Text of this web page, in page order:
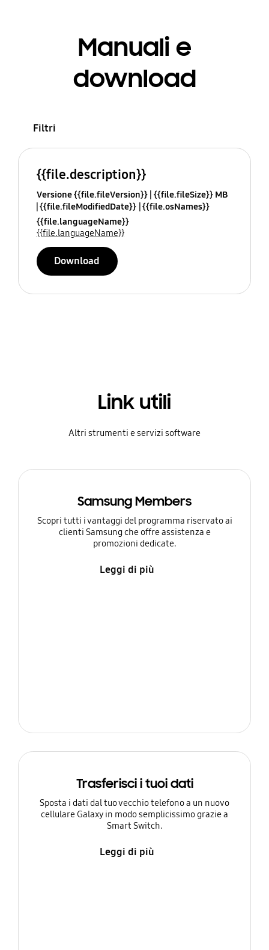
Manuali e
download
Filtri
{{file.description}}
Versione {{file.fileVersion}} {{file.fileSize}} MB
{{file.fileModifiedDate}} {{file.osNames}}
{{file.languageName}}
{{file.languageName}}
Download
Link utili
Altri strumenti e servizi software
Samsung Members
Scopri tutti i vantaggi del programma riservato ai
clienti Samsung che offre assistenza e
promozioni dedicate.
Leggi di più
Trasferisci i tuoi dati
Sposta i dati dal tuo vecchio telefono a un nuovo
cellulare Galaxy in modo semplicissimo grazie a
Smart Switch.
Leggi di più